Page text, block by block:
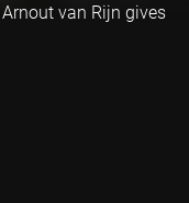
van Rijn gives